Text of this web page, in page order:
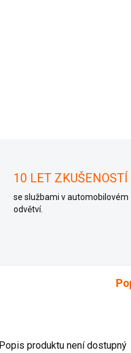
10 LET ZKUŠENOSTÍ
se službami v automobilovém
odvětví.
Popis produktu není dostupný